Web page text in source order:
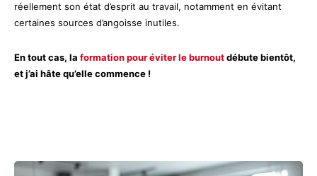
réellement son état d’esprit au travail, notamment en évitant
certaines sources d’angoisse inutiles.
En tout cas, la formation pour éviter le burnoutdébute bientôt,
et j’ai hâte qu’elle commence !